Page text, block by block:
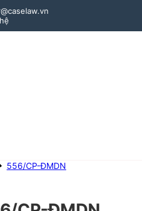
556/CP-ĐMDN